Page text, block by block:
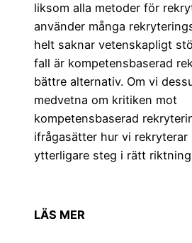
liksom alla metoder för
använder många
helt saknar vetenskapligt
fall är kompetensbaserad
bättre alternativ. Om vi
medvetna om kritiken mot
kompetensbaserad
ifrågasätter hur vi rekryterar
ytterligare steg i rätt
LÄS MER